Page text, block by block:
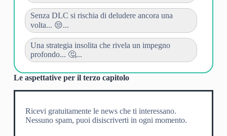
Senza DLC si rischia di deludere ancora una
volta... 😒...
Una strategia insolita che rivela un impegno
profondo... 🤔...
Le aspettative per il terzo capitolo
Ricevi gratuitamente le news che ti interessano.
Nessuno spam, puoi disiscriverti in ogni momento.